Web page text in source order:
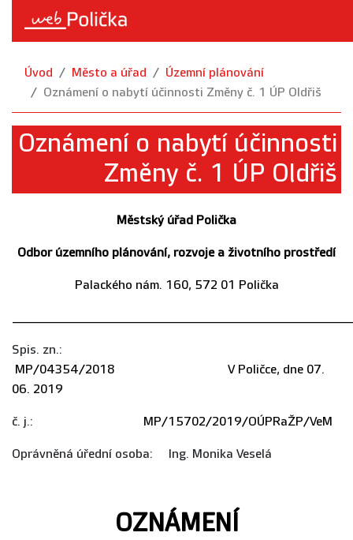
Úvod Město a úřad
Územní plánování
Oznámení o nabytí účinnosti Změny č. 1 ÚP Oldřiš
Oznámení o nabytí účinnosti
Změny č. 1 ÚP Oldřiš
Městský úřad Polička
Odbor územního plánování, rozvoje a životního prostředí
Palackého nám. 160, 572 01 Polička
Spis. zn.:
MP/04354/2018 V Poličce, dne 07.
06. 2019
č. j.: MP/15702/2019/OÚPRaŽP/VeM
Oprávněná úřední osoba: Ing. Monika Veselá
OZNÁMENÍ